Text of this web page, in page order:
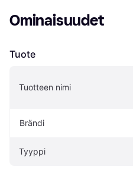
Ominaisuudet
Tuote
Tuotteen nimi
Brändi
Tyyppi